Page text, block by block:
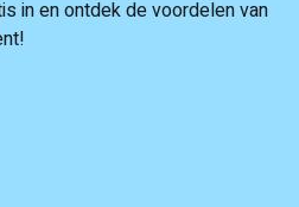
in en ontdek de voordelen van